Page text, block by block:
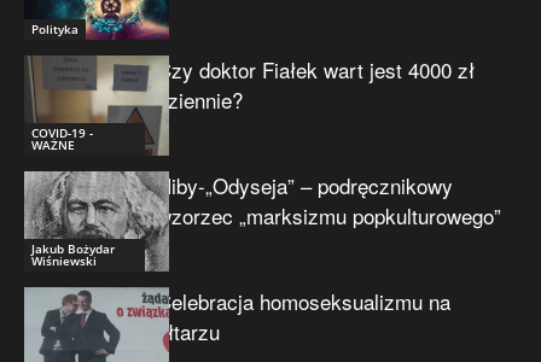
Polityka
COVID-19 -
WAŻNE
Czy doktor Fiałek wart jest 4000 zł
dziennie?
Jakub Bożydar
Wiśniewski
Niby-„Odyseja” – podręcznikowy
wzorzec „marksizmu popkulturowego”
Celebracja homoseksualizmu na
ołtarzu